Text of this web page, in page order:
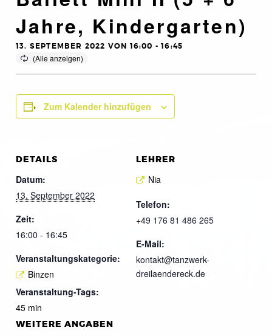
Jahre, Kindergarten)
13. SEPTEMBER 2022 VON 16:00 -16:45
Zum Kalender hinzufügen
DETAILS
Datum:
13. September 2022
Zeit:
16:00 - 16:45
Veranstaltungskategorie:
Binzen
Veranstaltung-Tags:
45 min
LEHRER
Nia
Telefon:
+49 176 81 486 265
E-Mail:
kontakt@tanzwerk-
dreilaendereck.de
WEITERE ANGABEN